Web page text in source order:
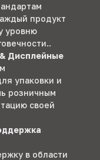
продукт
уровню
Дисплейные
упаковки и
розничным
своей
в области